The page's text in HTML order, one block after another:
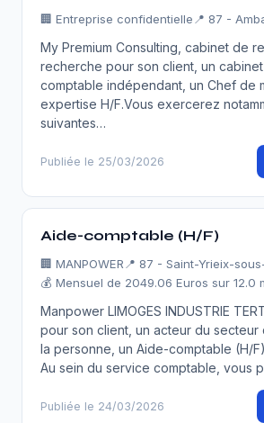
🏢 Entreprise confidentielle 📍 87 -
My Premium Consulting, cabinet de
recherche pour son client, un
comptable indépendant, un Chef de
expertise H/F.Vous exercerez
suivantes…
Publiée le 25/03/2026
Aide-comptable (H/F)
🏢 MANPOWER 📍 87 - Saint-Yrieix-
💰 Mensuel de 2049.06 Euros sur 12.0
Manpower LIMOGES INDUSTRIE
pour son client, un acteur du secteur
la personne, un Aide-comptable (H/
Au sein du service comptable, vous
Publiée le 24/03/2026